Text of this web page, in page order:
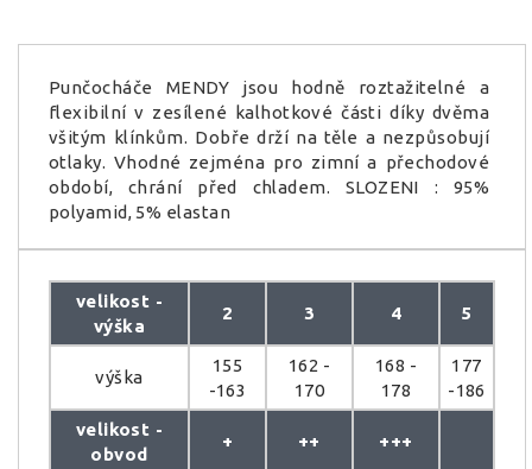
Punčocháče MENDY jsou hodně roztažitelné a
flexibilní v zesílené kalhotkové části díky dvěma
všitým klínkům. Dobře drží na těle a nezpůsobují
otlaky. Vhodné zejména pro zimní a přechodové
období, chrání před chladem. SLOZENI : 95%
polyamid, 5% elastan
velikost -
výška
2 3 4 5
výška
155
-163
162 -
170
168 -
178
177
-186
velikost -
obvod
+ ++ +++